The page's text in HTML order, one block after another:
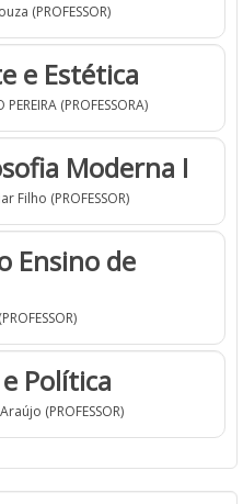
(PROFESSOR)
e Estética
(PROFESSORA)
Moderna I
Filho (PROFESSOR)
Ensino de
Política
(PROFESSOR)